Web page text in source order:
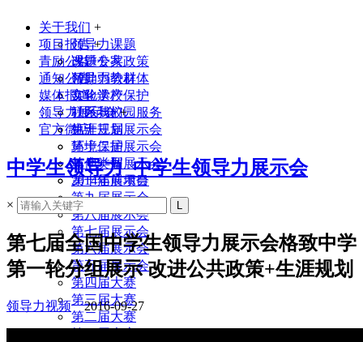
关于我们 +
领导力课题
课题专家
领导力教材
实验学校
联系我们
项目报告 +
改进公共政策
帮助弱势群体
文化遗产保护
社区与校园服务
生涯规划
环境保护
其他类型
2014年前项目
青励公益
通知公告
媒体报道
领导力展示会 +
第十三届展示会
第十二届展示会
第十一届展示会
第十届展示会
第九届展示会
第八届展示会
第七届展示会
第六届展示会
第五届展示会
第四届大赛
第三届大赛
第二届大赛
官方微店
中学生领导力_中学生领导力展示会
×
第七届全国中学生领导力展示会格致中学
第一轮分组展示 改进公共政策+生涯规划
领导力视频2016-09-27